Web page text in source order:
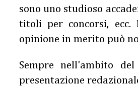
sono uno studioso
titoli per concorsi, ecc.
opinione in merito può
Sempre nell'ambito
presentazione